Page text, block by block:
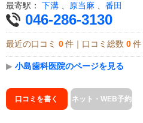
最寄駅： 下溝 原当麻 番田
046-286-3130
最近の口コミ 0 件｜口コミ総数 0 件
▶ 小島歯科医院のページを見る
口コミを書く ネット・WEB予約